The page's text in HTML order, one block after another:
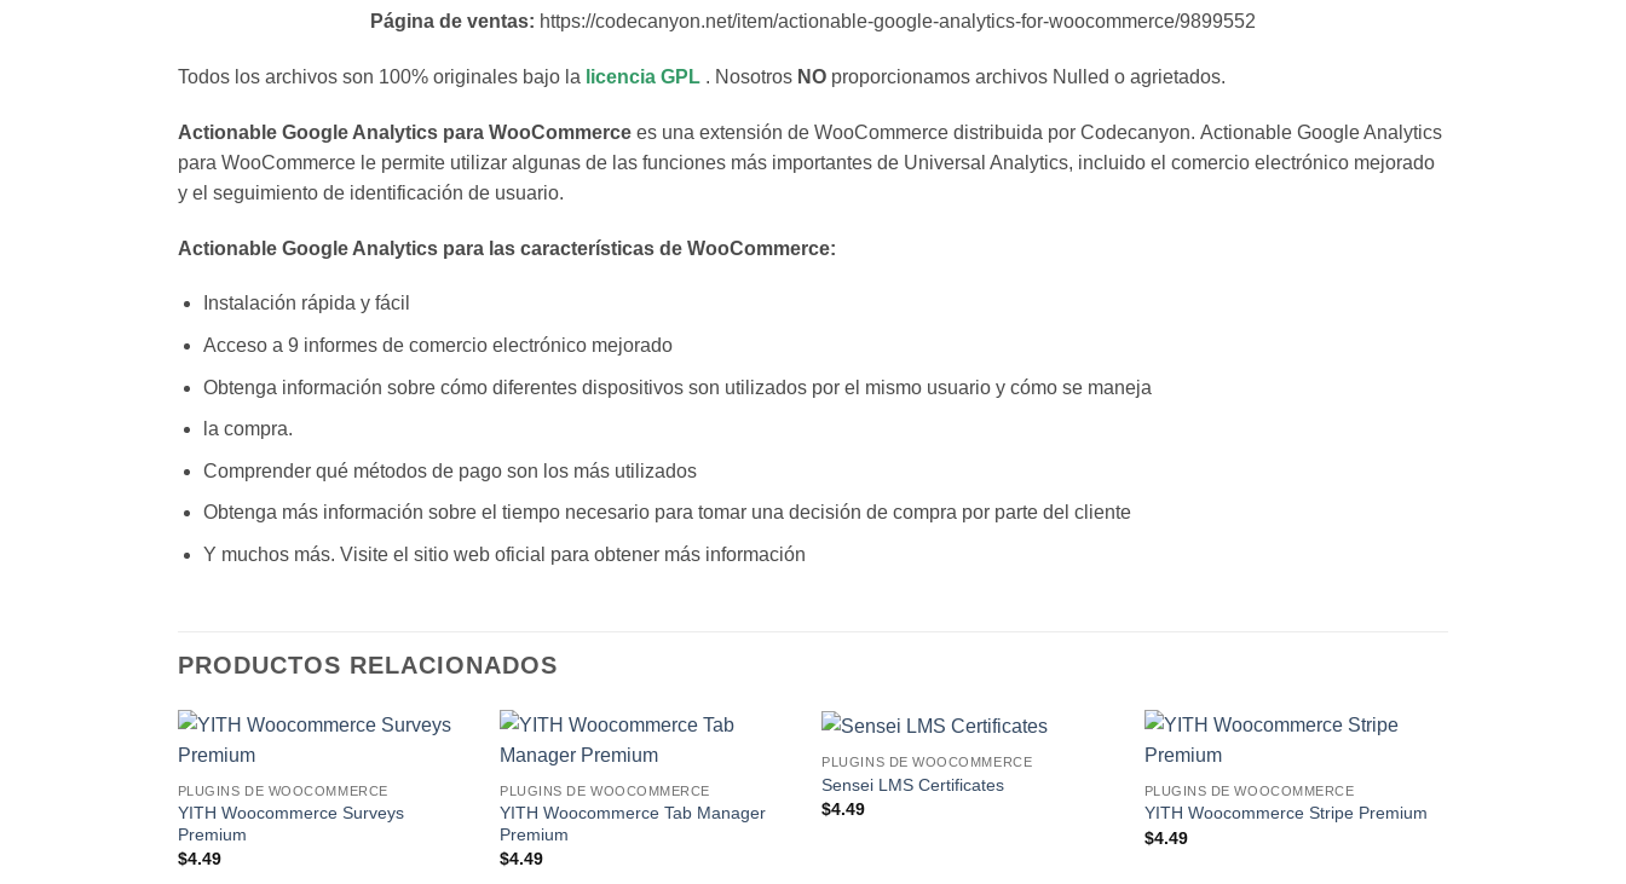
Página de ventas: https://codecanyon.net/item/actionable-google-analytics-for-woocommerce/9899552
Todos los archivos son 100% originales bajo la licencia GPL . Nosotros NO proporcionamos archivos Nulled o agrietados.
Actionable Google Analytics para WooCommerce es una extensión de WooCommerce distribuida por Codecanyon. Actionable Google Analytics
para WooCommerce le permite utilizar algunas de las funciones más importantes de Universal Analytics, incluido el comercio electrónico mejorado
y el seguimiento de identificación de usuario.
Actionable Google Analytics para las características de WooCommerce:
Instalación rápida y fácil
Acceso a 9 informes de comercio electrónico mejorado
Obtenga información sobre cómo diferentes dispositivos son utilizados por el mismo usuario y cómo se maneja
la compra.
Comprender qué métodos de pago son los más utilizados
Obtenga más información sobre el tiempo necesario para tomar una decisión de compra por parte del cliente
Y muchos más. Visite el sitio web oficial para obtener más información
PRODUCTOS RELACIONADOS
PLUGINS DE WOOCOMMERCE
YITH Woocommerce Surveys
Premium
$4.49
PLUGINS DE WOOCOMMERCE
YITH Woocommerce Tab Manager
Premium
$4.49
PLUGINS DE WOOCOMMERCE
Sensei LMS Certificates
$4.49
PLUGINS DE WOOCOMMERCE
YITH Woocommerce Stripe Premium
$4.49